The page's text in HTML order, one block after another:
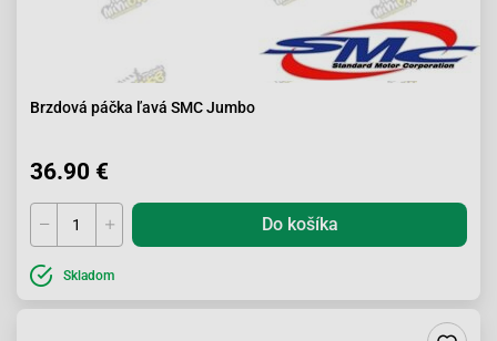
Brzdová páčka ľavá SMC Jumbo
36.90 €
Do košíka
Skladom